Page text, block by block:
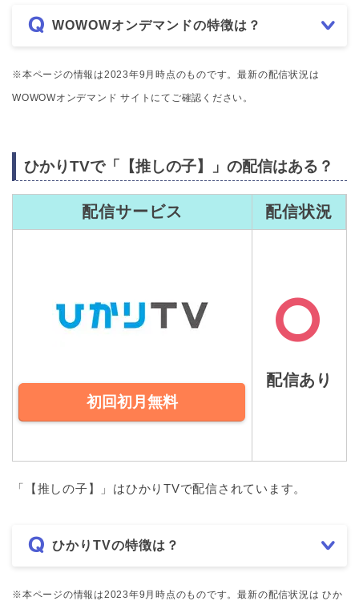
WOWOWオンデマンドの特徴は？
※本ページの情報は2023年9月時点のものです。最新の配信状況は
WOWOWオンデマンド サイトにてご確認ください。
ひかりTVで「【推しの子】」の配信はある？
配信サービス 配信状況
初回初月無料
配信あり
「【推しの子】」はひかりTVで配信されています。
ひかりTVの特徴は？
※本ページの情報は2023年9月時点のものです。最新の配信状況は ひか